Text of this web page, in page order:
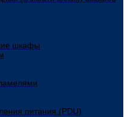
шкафы
питания (PDU)